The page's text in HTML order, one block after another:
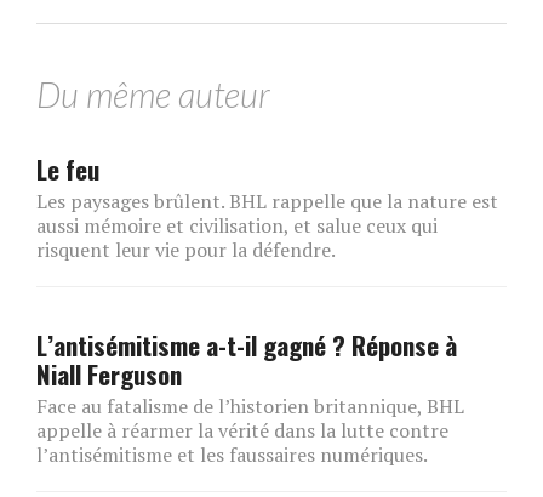
Du même auteur
Le feu
Les paysages brûlent. BHL rappelle que la nature est
aussi mémoire et civilisation, et salue ceux qui
risquent leur vie pour la défendre.
L’antisémitisme a-t-il gagné ? Réponse à
Niall Ferguson
Face au fatalisme de l’historien britannique, BHL
appelle à réarmer la vérité dans la lutte contre
l’antisémitisme et les faussaires numériques.